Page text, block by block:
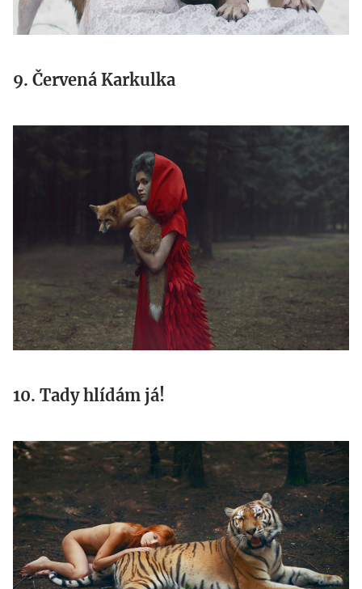
9. Červená Karkulka
10. Tady hlídám já!
tygr.jpg